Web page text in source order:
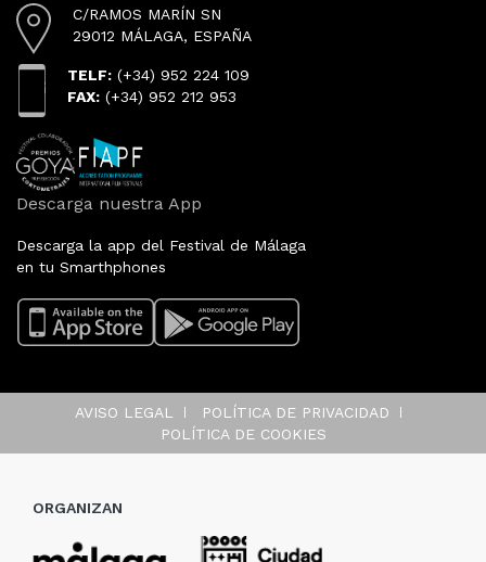
C/RAMOS MARÍN SN
29012 MÁLAGA, ESPAÑA
TELF: (+34) 952 224 109
FAX: (+34) 952 212 953
Descarga nuestra App
Descarga la app del Festival de Málaga
en tu Smarthphones
AVISO LEGAL
POLÍTICA DE PRIVACIDAD
POLÍTICA DE COOKIES
ORGANIZAN